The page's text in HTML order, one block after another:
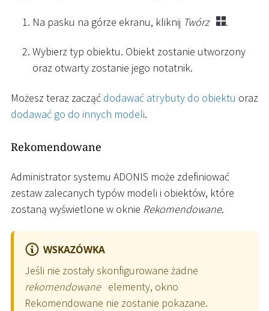
Na pasku na górze ekranu, kliknij Twórz .
Wybierz typ obiektu. Obiekt zostanie utworzony
oraz otwarty zostanie jego notatnik.
Możesz teraz zacząć dodawać atrybuty do obiektu oraz
dodawać go do innych modeli.
Rekomendowane
Administrator systemu ADONIS może zdefiniować
zestaw zalecanych typów modeli i obiektów, które
zostaną wyświetlone w oknie Rekomendowane.
WSKAZÓWKA
Jeśli nie zostały skonfigurowane żadne
rekomendowane elementy, okno
Rekomendowane nie zostanie pokazane.